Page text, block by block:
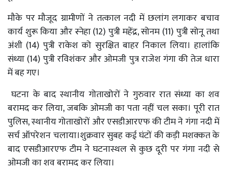
मौके पर मौजूद ग्रामीणों ने तत्काल नदी में छलांग लगाकर बचाव
कार्य शुरू किया और स्नेहा (12) पुत्री महेंद्र, सोनम (11) पुत्री सोनू तथा
अंशी (14) पुत्री राकेश को सुरक्षित बाहर निकाल लिया। हालांकि
संध्या (14) पुत्री रविशंकर और ओमजी पुत्र राजेश गंगा की तेज धारा
में बह गए।
घटना के बाद स्थानीय गोताखोरों ने गुरुवार रात संध्या का शव
बरामद कर लिया, जबकि ओमजी का पता नहीं चल सका। पूरी रात
पुलिस, स्थानीय गोताखोरों और एसडीआरएफ की टीम ने गंगा नदी में
सर्च ऑपरेशन चलाया।शुक्रवार सुबह कई घंटों की कड़ी मशक्कत के
बाद एसडीआरएफ टीम ने घटनास्थल से कुछ दूरी पर गंगा नदी से
ओमजी का शव बरामद कर लिया।